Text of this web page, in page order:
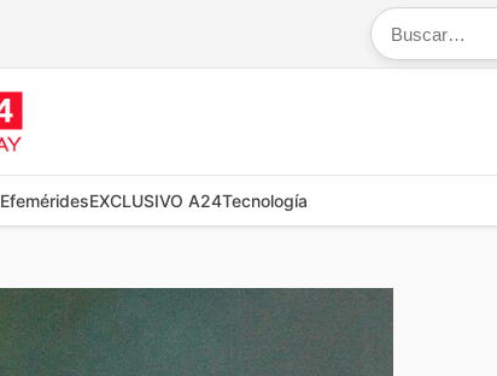
EfeméridesEXCLUSIVO A24Tecnología